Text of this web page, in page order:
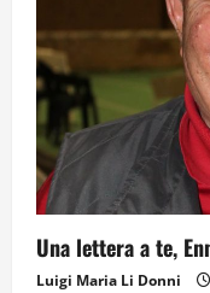
Una lettera a te,
Luigi Maria Li Donni